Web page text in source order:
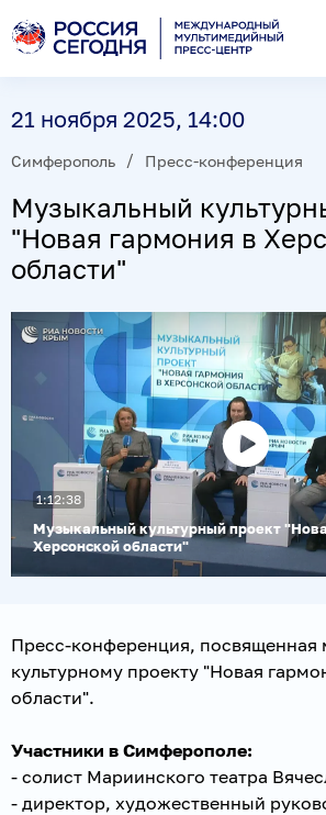
21 ноября 2025, 14:00
Симферополь Пресс-конференция
Музыкальный
"Новая гармония в
области"
Воспроизвести
Музыкальный культурный проект
Херсонской области"
1:12:38
Пресс-конференция, посвященная
культурному проекту "Новая
области".
Участники в Симферополе:
- солист Мариинского театра
- директор, художественный